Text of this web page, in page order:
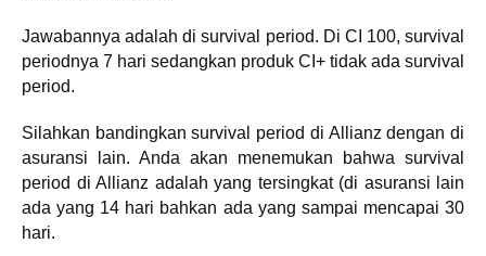
Jawabannya adalah di survival period. Di CI 100, survival
periodnya 7 hari sedangkan produk CI+ tidak ada survival
period.
Silahkan bandingkan survival period di Allianz dengan di
asuransi lain. Anda akan menemukan bahwa survival
period di Allianz adalah yang tersingkat (di asuransi lain
ada yang 14 hari bahkan ada yang sampai mencapai 30
hari.